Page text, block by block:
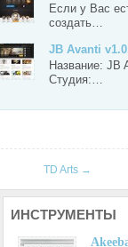
Если у Вас
создать…
JB Avanti
Название: JB
Студия:…
TD Arts →
ИНСТРУМЕНТЫ